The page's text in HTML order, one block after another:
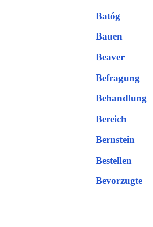
Batóg
Bauen
Beaver
Befragung
Behandlung
Bereich
Bernstein
Bestellen
Bevorzugte